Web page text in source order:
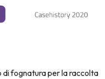
fognatura per la raccolta